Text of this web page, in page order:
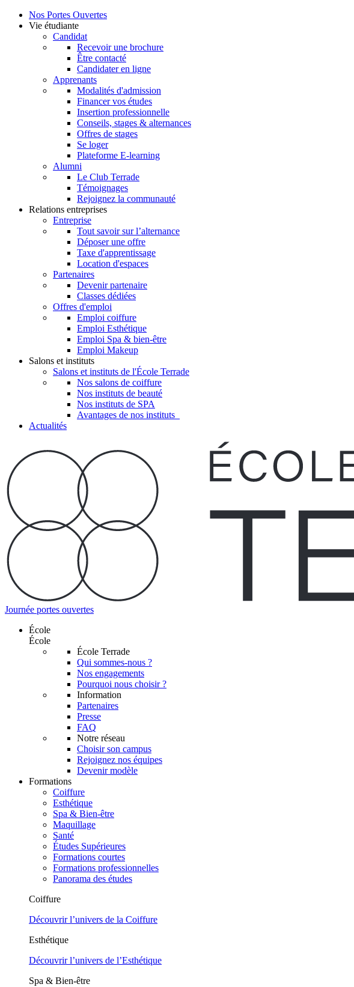
Nos Portes Ouvertes
Vie étudiante
Candidat
Recevoir une brochure
Être contacté
Candidater en ligne
Apprenants
Modalités d'admission
Financer vos études
Insertion professionnelle
Conseils, stages & alternances
Offres de stages
Se loger
Plateforme E-learning
Alumni
Le Club Terrade
Témoignages
Rejoignez la communauté
Relations entreprises
Entreprise
Tout savoir sur l’alternance
Déposer une offre
Taxe d'apprentissage
Location d'espaces
Partenaires
Devenir partenaire
Classes dédiées
Offres d'emploi
Emploi coiffure
Emploi Esthétique
Emploi Spa & bien-être
Emploi Makeup
Salons et instituts
Salons et instituts de l'École Terrade
Nos salons de coiffure
Nos instituts de beauté
Nos instituts de SPA
Avantages de nos instituts
Actualités
Journée portes ouvertes
École
École
École Terrade
Qui sommes-nous ?
Nos engagements
Pourquoi nous choisir ?
Information
Partenaires
Presse
FAQ
Notre réseau
Choisir son campus
Rejoignez nos équipes
Devenir modèle
Formations
Coiffure
Esthétique
Spa & Bien-être
Maquillage
Santé
Études Supérieures
Formations courtes
Formations professionnelles
Panorama des études
Coiffure
Découvrir l’univers de la Coiffure
Esthétique
Découvrir l’univers de l’Esthétique
Spa & Bien-être